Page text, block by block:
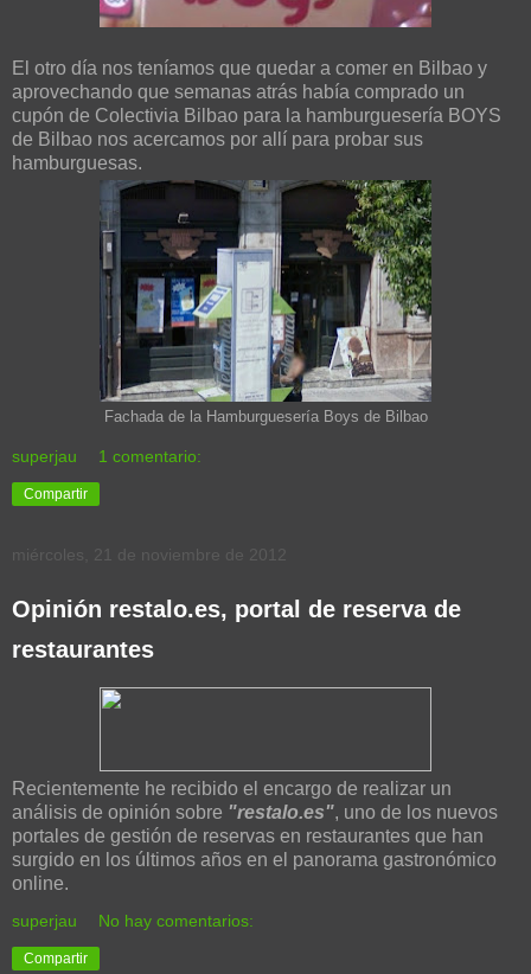
El otro día nos teníamos que quedar a comer en Bilbao y
aprovechando que semanas atrás había comprado un
cupón de Colectivia Bilbao para la hamburguesería BOYS
de Bilbao nos acercamos por allí para probar sus
hamburguesas.
Fachada de la Hamburguesería Boys de Bilbao
superjau 1 comentario:
Compartir
miércoles, 21 de noviembre de 2012
Opinión restalo.es, portal de reserva de
restaurantes
Recientemente he recibido el encargo de realizar un
análisis de opinión sobre "restalo.es", uno de los nuevos
portales de gestión de reservas en restaurantes que han
surgido en los últimos años en el panorama gastronómico
online.
superjau No hay comentarios:
Compartir